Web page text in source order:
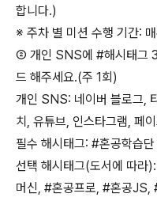
합니다.)
※ 주차 별 미션 수행 기간:
② 개인 SNS에 #해시태그
드 해주세요.(주 1회)
개인 SNS: 네이버 블로그,
치, 유튜브, 인스타그램, 페
필수 해시태그: #혼공학습
선택 해시태그(도서에 따
머신, #혼공프로, #혼공JS,